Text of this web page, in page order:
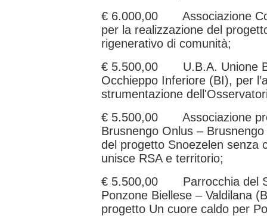
€ 6.000,00 Associazione
per la realizzazione del
rigenerativo di comunità;
€ 5.500,00 U.B.A. Unione
Occhieppo Inferiore (BI), per
strumentazione
€ 5.500,00 Associazione
Brusnengo Onlus –
del progetto Snoezelen senza
unisce RSA e territorio;
€ 5.500,00 Parrocchia del
Ponzone Biellese – Valdilana
progetto Un cuore caldo per